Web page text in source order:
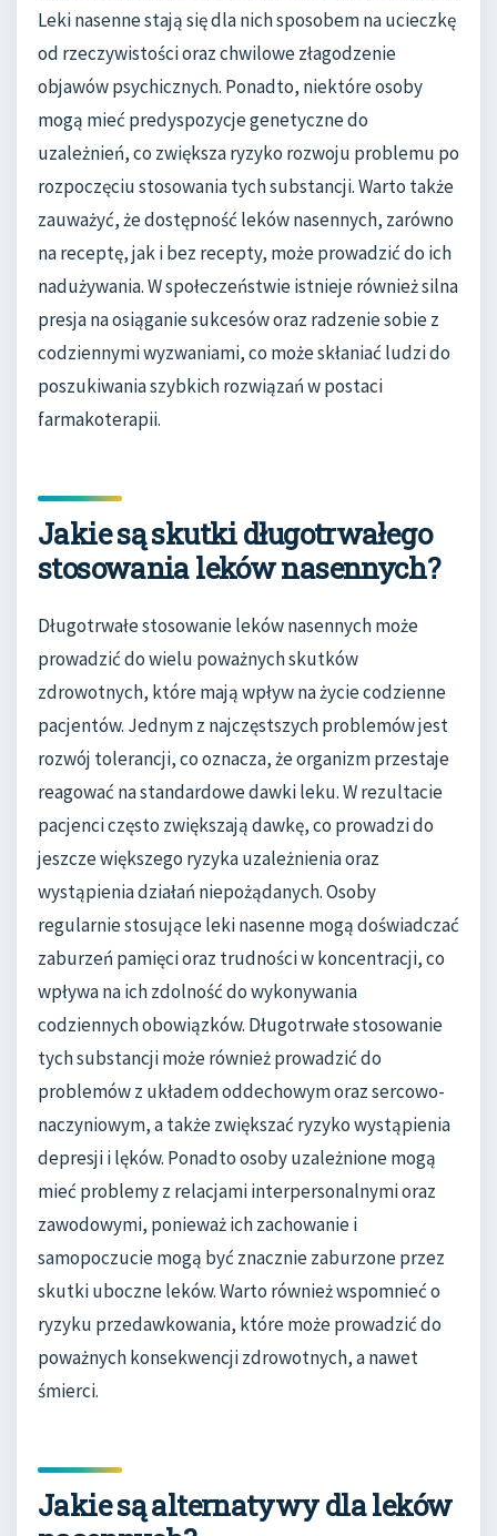
Leki nasenne stają się dla nich sposobem na ucieczkę
od rzeczywistości oraz chwilowe złagodzenie
objawów psychicznych. Ponadto, niektóre osoby
mogą mieć predyspozycje genetyczne do
uzależnień, co zwiększa ryzyko rozwoju problemu po
rozpoczęciu stosowania tych substancji. Warto także
zauważyć, że dostępność leków nasennych, zarówno
na receptę, jak i bez recepty, może prowadzić do ich
nadużywania. W społeczeństwie istnieje również silna
presja na osiąganie sukcesów oraz radzenie sobie z
codziennymi wyzwaniami, co może skłaniać ludzi do
poszukiwania szybkich rozwiązań w postaci
farmakoterapii.
Jakie są skutki długotrwałego
stosowania leków nasennych?
Długotrwałe stosowanie leków nasennych może
prowadzić do wielu poważnych skutków
zdrowotnych, które mają wpływ na życie codzienne
pacjentów. Jednym z najczęstszych problemów jest
rozwój tolerancji, co oznacza, że organizm przestaje
reagować na standardowe dawki leku. W rezultacie
pacjenci często zwiększają dawkę, co prowadzi do
jeszcze większego ryzyka uzależnienia oraz
wystąpienia działań niepożądanych. Osoby
regularnie stosujące leki nasenne mogą doświadczać
zaburzeń pamięci oraz trudności w koncentracji, co
wpływa na ich zdolność do wykonywania
codziennych obowiązków. Długotrwałe stosowanie
tych substancji może również prowadzić do
problemów z układem oddechowym oraz sercowo-
naczyniowym, a także zwiększać ryzyko wystąpienia
depresji i lęków. Ponadto osoby uzależnione mogą
mieć problemy z relacjami interpersonalnymi oraz
zawodowymi, ponieważ ich zachowanie i
samopoczucie mogą być znacznie zaburzone przez
skutki uboczne leków. Warto również wspomnieć o
ryzyku przedawkowania, które może prowadzić do
poważnych konsekwencji zdrowotnych, a nawet
śmierci.
Jakie są alternatywy dla leków